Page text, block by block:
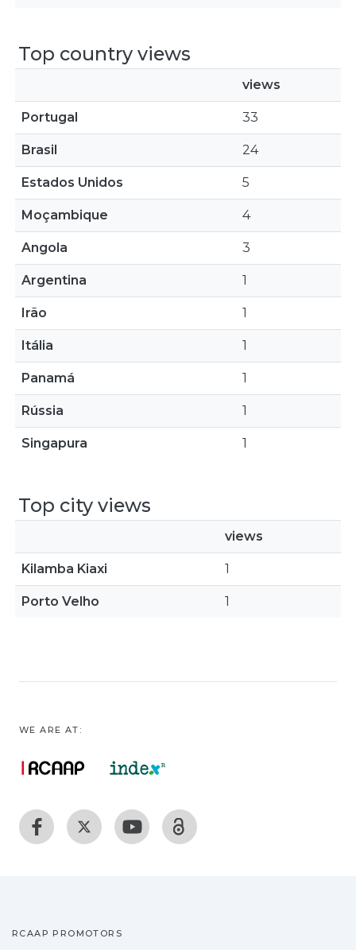
Top country views
views
Portugal 33
Brasil 24
Estados Unidos 5
Moçambique 4
Angola 3
Argentina 1
Irão 1
Itália 1
Panamá 1
Rússia 1
Singapura 1
Top city views
views
Kilamba Kiaxi 1
Porto Velho 1
WE ARE AT:
RCAAP PROMOTORS